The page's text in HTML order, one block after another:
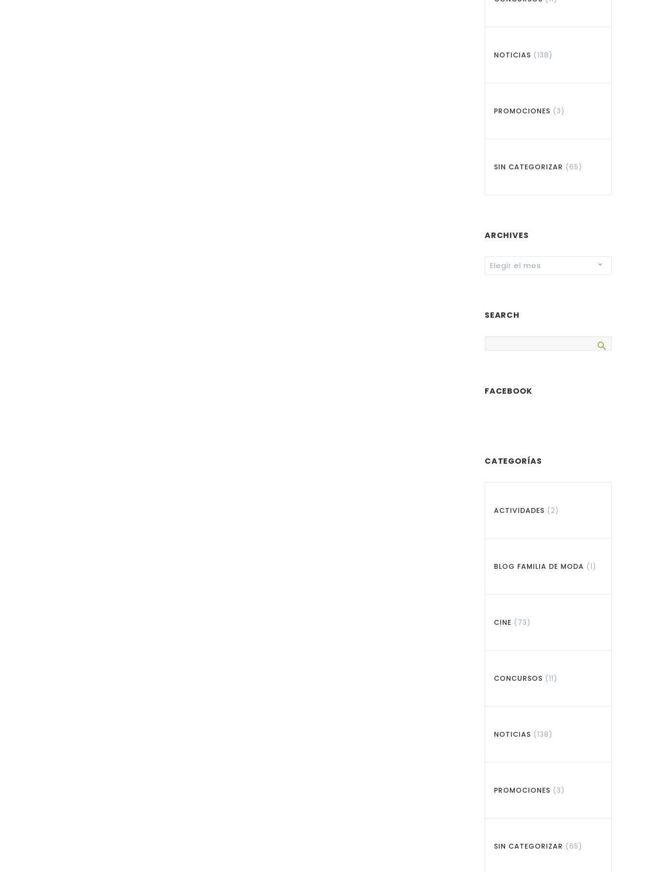
NOTICIAS (138)
PROMOCIONES (3)
SIN CATEGORIZAR (65)
ARCHIVES
Archives
Elegir el mes
SEARCH
FACEBOOK
CATEGORÍAS
ACTIVIDADES (2)
BLOG FAMILIA DE MODA (1)
CINE (73)
CONCURSOS (11)
NOTICIAS (138)
PROMOCIONES (3)
SIN CATEGORIZAR (65)